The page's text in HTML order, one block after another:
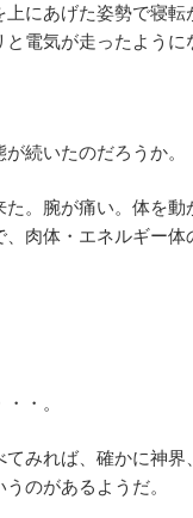
にあげた姿勢で寝転
電気が走ったよう
続いたのだろうか。
。腕が痛い。体を動
肉体・エネルギー体
・。
みれば、確かに神
のがあるようだ。